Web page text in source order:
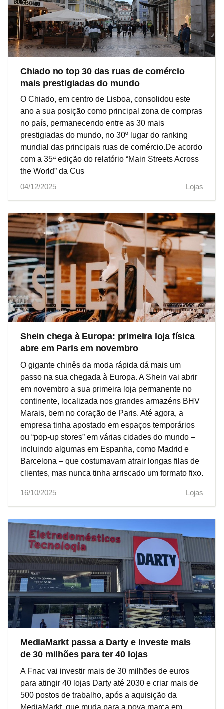
Chiado no top 30 das ruas de comércio
mais prestigiadas do mundo
O Chiado, em centro de Lisboa, consolidou este
ano a sua posição como principal zona de compras
no país, permanecendo entre as 30 mais
prestigiadas do mundo, no 30º lugar do ranking
mundial das principais ruas de comércio.De acordo
com a 35ª edição do relatório “Main Streets Across
the World” da Cus
04/12/2025
Lojas
Shein chega à Europa: primeira loja física
abre em Paris em novembro
O gigante chinês da moda rápida dá mais um
passo na sua chegada à Europa. A Shein vai abrir
em novembro a sua primeira loja permanente no
continente, localizada nos grandes armazéns BHV
Marais, bem no coração de Paris. Até agora, a
empresa tinha apostado em espaços temporários
ou “pop-up stores” em várias cidades do mundo –
incluindo algumas em Espanha, como Madrid e
Barcelona – que costumavam atrair longas filas de
clientes, mas nunca tinha arriscado um formato fixo.
16/10/2025 Lojas
MediaMarkt passa a Darty e investe mais
de 30 milhões para ter 40 lojas
A Fnac vai investir mais de 30 milhões de euros
para atingir 40 lojas Darty até 2030 e criar mais de
500 postos de trabalho, após a aquisição da
MediaMarkt, que muda para a nova marca em